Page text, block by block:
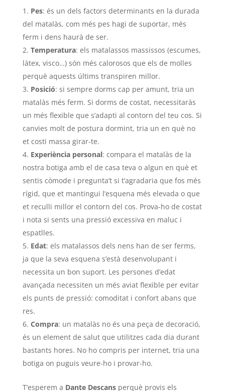
Pes: és un dels factors determinants en la durada
del matalàs, com més pes hagi de suportar, més
ferm i dens haurà de ser.
Temperatura: els matalassos massissos (escumes,
làtex, visco…) són més calorosos que els de molles
perquè aquests últims transpiren millor.
Posició: si sempre dorms cap per amunt, tria un
matalàs més ferm. Si dorms de costat, necessitaràs
un més flexible que s’adapti al contorn del teu cos. Si
canvies molt de postura dormint, tria un en què no
et costi massa girar-te.
Experiència personal: compara el matalàs de la
nostra botiga amb el de casa teva o algun en què et
sentis còmode i pregunta’t si t’agradaria que fos més
rígid, que et mantingui l’esquena més elevada o que
et reculli millor el contorn del cos. Prova-ho de costat
i nota si sents una pressió excessiva en maluc i
espatlles.
Edat: els matalassos dels nens han de ser ferms,
ja que la seva esquena s’està desenvolupant i
necessita un bon suport. Les persones d’edat
avançada necessiten un més aviat flexible per evitar
els punts de pressió: comoditat i confort abans que
res.
Compra: un matalàs no és una peça de decoració,
és un element de salut que utilitzes cada dia durant
bastants hores. No ho compris per internet, tria una
botiga on puguis veure-ho i provar-ho.
T’esperem a Dante Descansperquè provis els